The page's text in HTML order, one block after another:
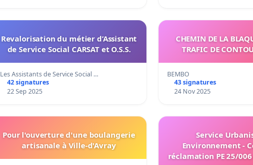
Revalorisation du métier d’Assistant
de Service Social CARSAT et O.S.S.
Les Assistants de Service Social …
42 signatures
22 Sep 2025
CHEMIN DE LA
TRAFIC DE
BEMBO
43 signatures
24 Nov 2025
Pour l'ouverture d'une boulangerie
artisanale à Ville-d'Avray
Service
Environnement -
réclamation PE 25/006